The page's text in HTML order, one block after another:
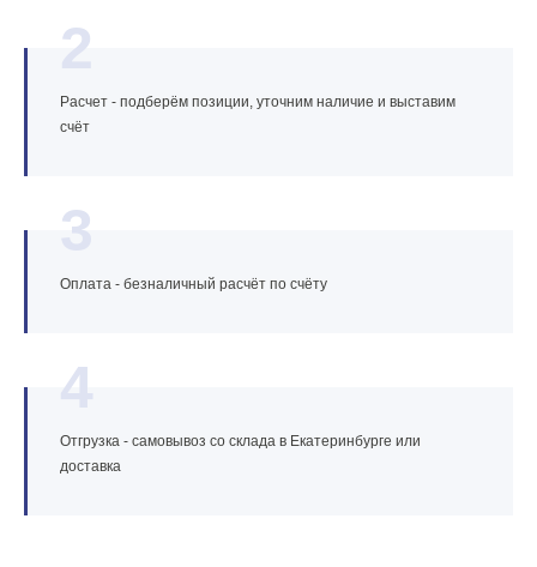
2
Расчет - подберём позиции, уточним наличие и выставим
счёт
3
Оплата - безналичный расчёт по счёту
4
Отгрузка - самовывоз со склада в Екатеринбурге или
доставка